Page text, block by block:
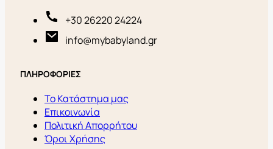
+30 26220 24224
info@mybabyland.gr
ΠΛΗΡΟΦΟΡΙΕΣ
Το Κατάστημα μας
Επικοινωνία
Πολιτική Απορρήτου
Όροι Χρήσης